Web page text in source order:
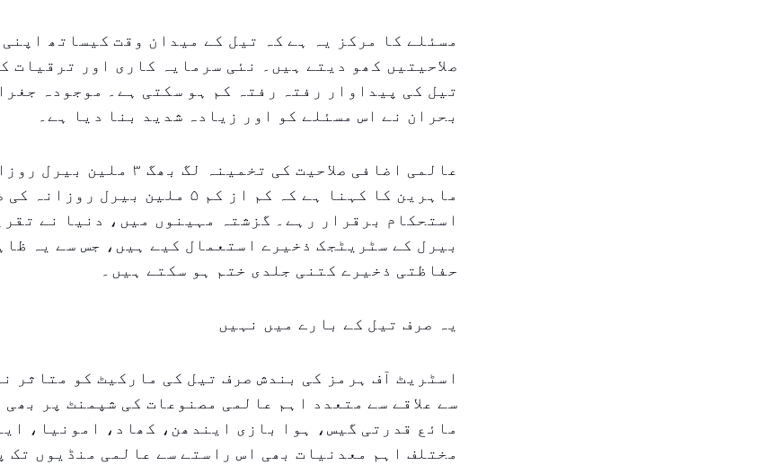
مسئلے کا مرکز یہ ہے کہ تیل کے میدان وقت کیساتھ
صلاحیتیں کھو دیتے ہیں۔ نئی سرمایہ کاری اور ترقیات
تیل کی پیداوار رفتہ رفتہ کم ہو سکتی ہے۔ موجودہ
بحران نے اس مسئلے کو اور زیادہ شدید بنا دیا ہے۔
عالمی اضافی صلاحیت کی تخمینہ لگ
ماہرین کا کہنا ہے کہ کم از کم ۵ ملین
بیرل کے سٹریٹجک ذخیرے استعمال کیے ہیں، جس سے یہ
حفاظتی ذخیرے کتنی جلدی ختم ہو سکتے ہیں۔
یہ صرف تیل کے بارے میں نہیں
اسٹریٹ آف ہرمز کی بندش صرف تیل کی مارکیٹ کو متاثر
سے علاقے سے متعدد اہم عالمی مصنوعات کی شپمنٹ پر بھی
مائع قدرتی گیس، ہوا بازی ایندھن، کھاد، امونیا،
مختلف اہم معدنیات بھی اس راستے سے عالمی منڈیوں تک